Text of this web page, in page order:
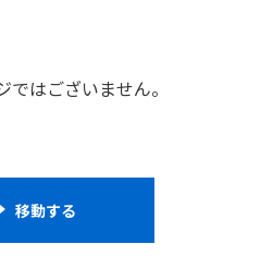
はございません。
移動する